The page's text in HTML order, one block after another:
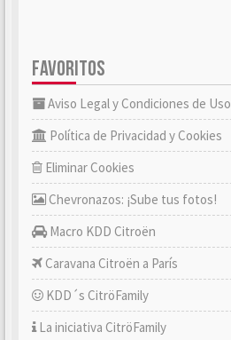
FAVORITOS
Aviso Legal y Condiciones de Uso
Política de Privacidad y Cookies
Eliminar Cookies
Chevronazos: ¡Sube tus fotos!
Macro KDD Citroën
Caravana Citroën a París
KDD´s CitröFamily
La iniciativa CitröFamily